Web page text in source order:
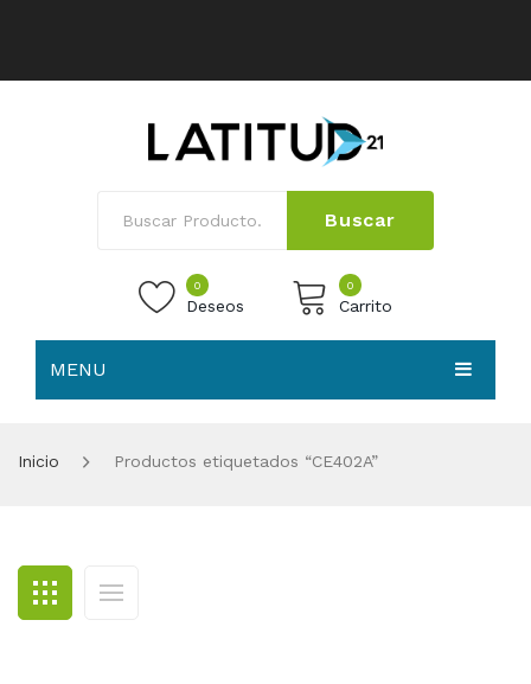
Buscar
0
Deseos
0
Carrito
MENU
BLOG
CONTACTO
Inicio Productos etiquetados “CE402A”